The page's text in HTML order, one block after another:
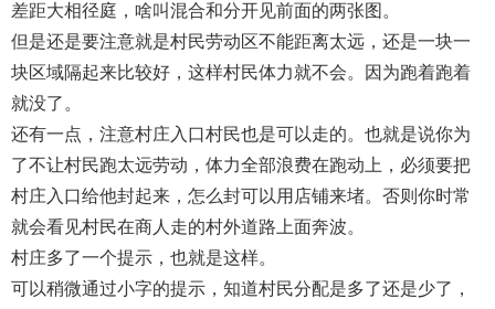
差距大相径庭，啥叫混合和分开见前面的两张图。
但是还是要注意就是村民劳动区不能距离太远，还是一块一
块区域隔起来比较好，这样村民体力就不会。因为跑着跑着
就没了。
还有一点，注意村庄入口村民也是可以走的。也就是说你为
了不让村民跑太远劳动，体力全部浪费在跑动上，必须要把
村庄入口给他封起来，怎么封可以用店铺来堵。否则你时常
就会看见村民在商人走的村外道路上面奔波。
村庄多了一个提示，也就是这样。
可以稍微通过小字的提示，知道村民分配是多了还是少了，